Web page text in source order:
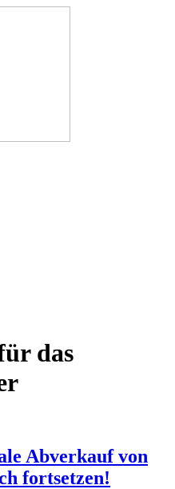
das
Abverkauf von
fortsetzen!